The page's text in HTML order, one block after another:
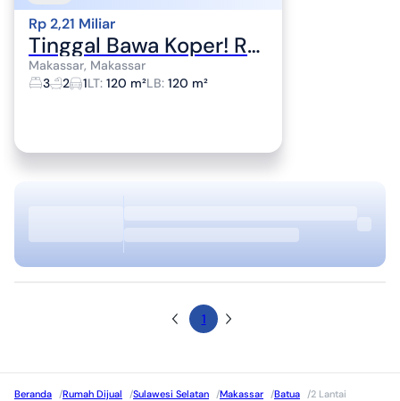
Rp 2,21 Miliar
Tinggal Bawa Koper! Rumah Cantik Tipe Padma Full Furnished di Bukit Baruga
Makassar, Makassar
3
2 1LT: 120 m²LB: 120 m²
1
Beranda /Rumah Dijual /Sulawesi Selatan /Makassar /Batua /2 Lantai